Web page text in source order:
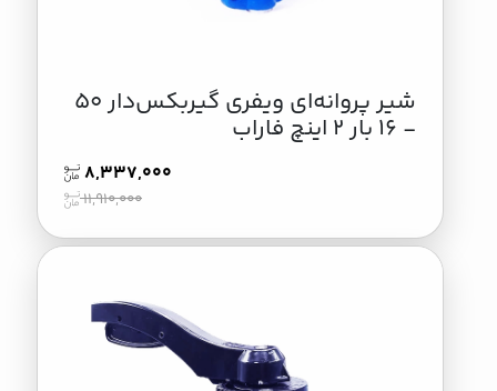
شير پروانه‌اي ويفري گيربكس‌دار 50
- 16 بار 2 اینچ فاراب
8,337,000
11,910,000